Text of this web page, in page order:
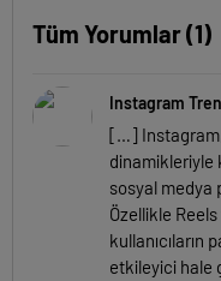
Tüm Yorumlar (1)
Instagram
[…]
dinamikleriyle
sosyal medya
Özellikle
kullanıcıların
etkileyici hale